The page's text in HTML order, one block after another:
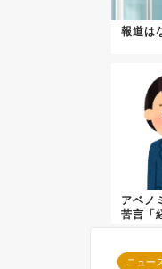
報道は
アベノ
苦言「
ニュー